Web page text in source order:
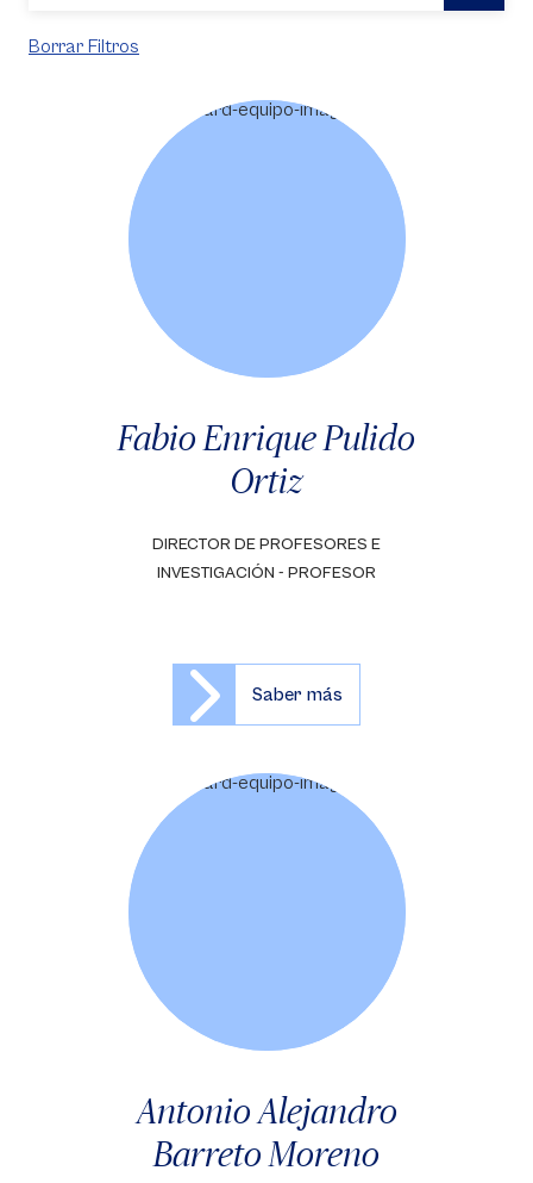
Borrar Filtros
Fabio Enrique Pulido
Ortiz
DIRECTOR DE PROFESORES E
INVESTIGACIÓN - PROFESOR
Saber más
Antonio Alejandro
Barreto Moreno